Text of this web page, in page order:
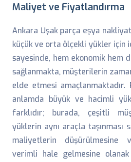
Maliyet ve Fiyatlandırma
Ankara Uşak parça eşya
küçük ve orta ölçekli yükler için
sayesinde, hem ekonomik hem
sağlanmakta, müşterilerin
elde etmesi
anlamda büyük ve hacimli
farklıdır; burada, çeşitli
yüklerin aynı araçla taşınması
maliyetlerin düşürülmesine
verimli hale gelmesine